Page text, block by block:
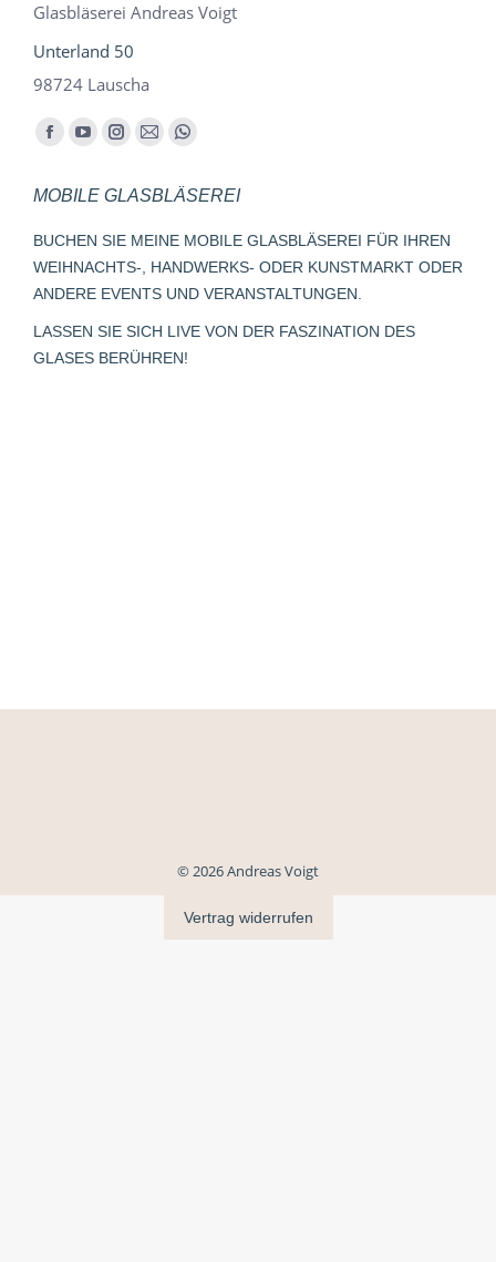
Glasbläserei Andreas Voigt
Unterland 50
98724 Lauscha
Finden Sie uns auf:
Facebook
opens
in
new
window
YouTube
opens
in
new
window
Instagram
opens
in
new
window
E-
page
opens
in
new
Whatsapp
opens
in
new
window
MOBILE GLASBLÄSEREI
BUCHEN SIE MEINE MOBILE GLASBLÄSEREI FÜR IHREN
WEIHNACHTS-, HANDWERKS- ODER KUNSTMARKT ODER
ANDERE EVENTS UND VERANSTALTUNGEN.
LASSEN SIE SICH LIVE VON DER FASZINATION DES
GLASES BERÜHREN!
© 2026 Andreas Voigt
Vertrag widerrufen